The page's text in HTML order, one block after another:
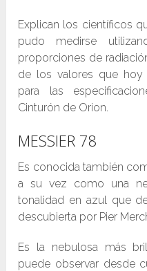
Explican los científicos
pudo medirse
proporciones de
de los valores que hoy
para las
Cinturón de Orion.
MESSIER 78
Es conocida también
a su vez como una
tonalidad en azul que
descubierta por Pier
Es la nebulosa más
puede observar desde